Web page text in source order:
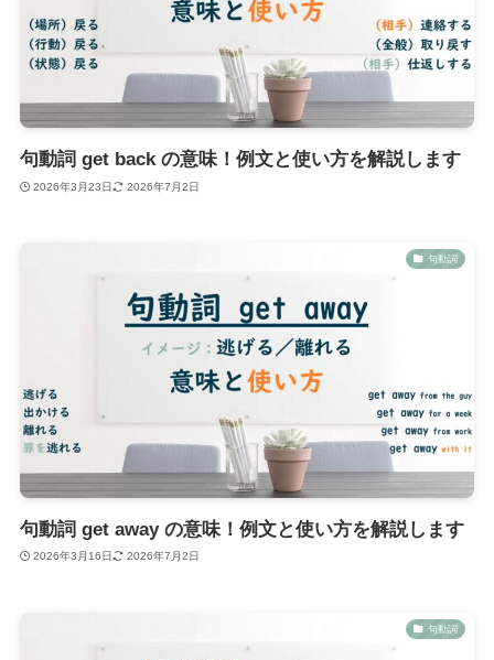
句動詞 get back の意味！例文と使い方を解説します
2026年3月23日 2026年7月2日
句動詞
句動詞 get away の意味！例文と使い方を解説します
2026年3月16日 2026年7月2日
句動詞